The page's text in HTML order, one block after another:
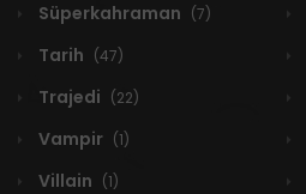
Süperkahraman (7)
Tarih (47)
Trajedi (22)
Vampir (1)
Villain (1)